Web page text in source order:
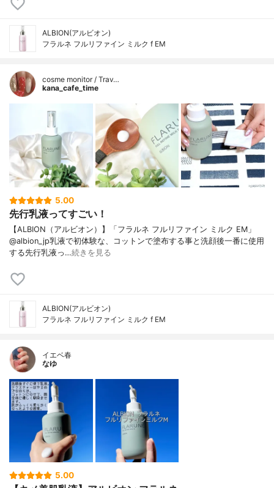
ALBION(アルビオン)
フラルネ フルリファイン ミルク f EM
cosme monitor / Trav…
kana_cafe_time
5.00
先行乳液ってすごい！
【ALBION（アルビオン）】「フラルネ フルリファイン ミルク EM」
@albion_jp乳液で初体験な、コットンで塗布する事と洗顔後一番に使用
する先行乳液っ…続きを見る
ALBION(アルビオン)
フラルネ フルリファイン ミルク f EM
イエベ春
なゆ
5.00